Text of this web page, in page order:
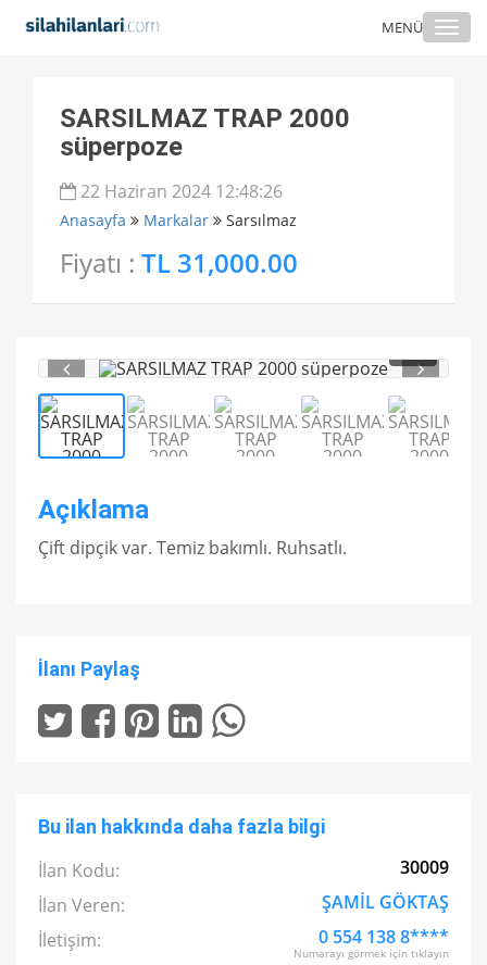
MENÜ
SARSILMAZ TRAP 2000
süperpoze
22 Haziran 2024 12:48:26
Anasayfa Markalar Sarsılmaz
Fiyatı : TL 31,000.00
1/ 5
Açıklama
Çift dipçik var. Temiz bakımlı. Ruhsatlı.
İlanı Paylaş
Bu ilan hakkında daha fazla bilgi
İlan Kodu:
30009
İlan Veren:
ŞAMİL GÖKTAŞ
İletişim:
0 554 138 8****
Numarayı görmek için tıklayın